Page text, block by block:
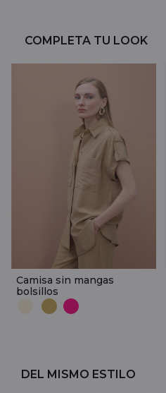
COMPLETA TU LOOK
Camisa sin mangas
bolsillos
DEL MISMO ESTILO